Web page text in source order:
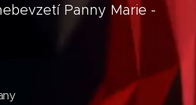
Panny Marie -